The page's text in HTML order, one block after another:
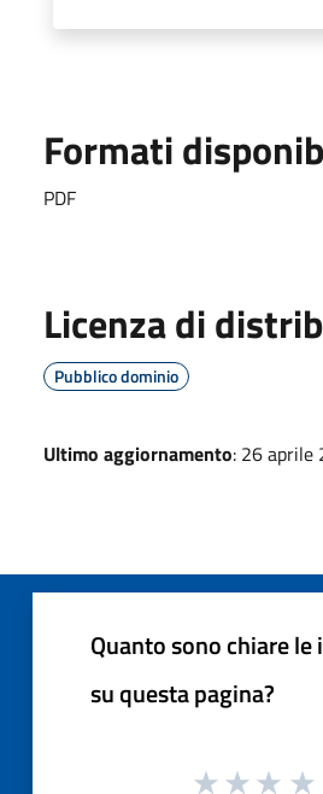
Formati
PDF
Licenza di
Pubblico dominio
Ultimo aggiornamento: 26 aprile
Quanto sono chiare
su questa pagina?